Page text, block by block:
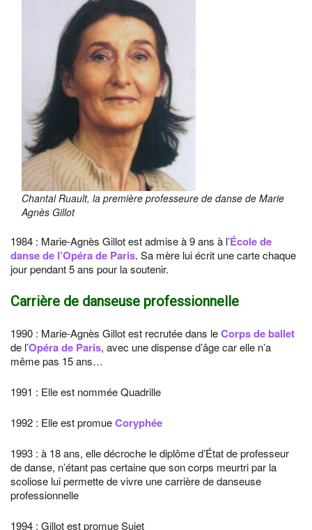
Chantal Ruault, la première professeure de danse de Marie
Agnès Gillot
1984 : Marie-Agnès Gillot est admise à 9 ans à l’École de
danse de l’Opéra de Paris. Sa mère lui écrit une carte chaque
jour pendant 5 ans pour la soutenir.
Carrière de danseuse professionnelle
1990 : Marie-Agnès Gillot est recrutée dans leCorps de ballet
de l’Opéra de Paris, avec une dispense d’âge car elle n’a
même pas 15 ans…
1991 : Elle est nommée Quadrille
1992 : Elle est promueCoryphée
1993 : à 18 ans, elle décroche le diplôme d’État de professeur
de danse, n’étant pas certaine que son corps meurtri par la
scoliose lui permette de vivre une carrière de danseuse
professionnelle
1994 : Gillot est promue Sujet